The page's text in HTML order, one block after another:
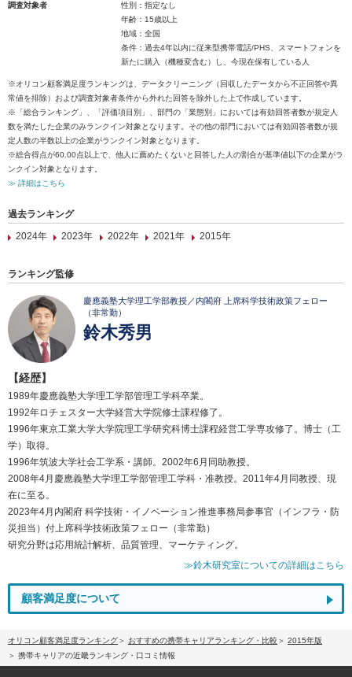
調査対象者
性別：指定なし
年齢：15歳以上
地域：全国
条件：過去4年以内に従来型携帯電話/PHS、スマートフォンを
新たに購入（機種変含む）し、今現在保有している人
※オリコン顧客満足度ランキングは、データクリーニング（回収したデータから不正回答や異
常値を排除）および調査対象者条件から外れた回答を除外した上で作成しています。
※「総合ランキング」、「評価項目別」、部門の「業態別」においては有効回答者数が規定人
数を満たした企業のみランクイン対象となります。その他の部門においては有効回答者数が規
定人数の半数以上の企業がランクイン対象となります。
※総合得点が60.00点以上で、他人に薦めたくないと回答した人の割合が基準値以下の企業がラ
ンクイン対象となります。
≫ 詳細はこちら
過去ランキング
2024年
2023年 2022年 2021年 2015年
ランキング監修
慶應義塾大学理工学部教授／内閣府 上席科学技術政策フェロー
（非常勤）
鈴木秀男
【経歴】
1989年慶應義塾大学理工学部管理工学科卒業。
1992年ロチェスター大学経営大学院修士課程修了。
1996年東京工業大学大学院理工学研究科博士課程経営工学専攻修了。博士（工
学）取得。
1996年筑波大学社会工学系・講師。2002年6月同助教授。
2008年4月慶應義塾大学理工学部管理工学科・准教授。2011年4月同教授、現
在に至る。
2023年4月内閣府 科学技術・イノベーション推進事務局参事官（インフラ・防
災担当）付上席科学技術政策フェロー（非常勤）
研究分野は応用統計解析、品質管理、マーケティング。
≫鈴木研究室についての詳細はこちら
顧客満足度について
オリコン顧客満足度ランキング おすすめの携帯キャリアランキング・比較
2015年版
携帯キャリアの近畿ランキング・口コミ情報